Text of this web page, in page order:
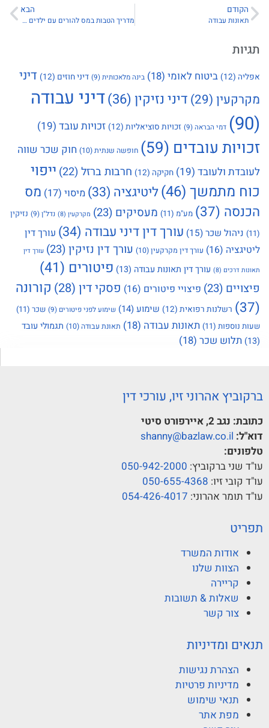
הקודם
תאונות עבודה
הבא
מדריך הטבות במס להורים עם ילדים קטנים
תגיות
אפליה (12) ביטוח לאומי (18) בינה מלאכותית(9) דיני חוזים (12)
דיני
מקרקעין (29) דיני נזיקין (36)
דיני עבודה
(90)
דמי הבראה(9) זכויות סוציאליות (12) זכויות עובד (19)
זכויות עובדים (59) חופשה שנתית(10)
חוק שכר שווה
לעובדת ולעובד (19) חקיקה (12) חרבות ברזל (22)
ייפוי
כוח מתמשך (46) ליטיגציה (33) מיסוי (17)
מס
הכנסה (37) מע"מ (11) מעסיקים (23) מקרקעין (8) נדל"ן(9)
נזיקין
(11)
ניהול שכר(15) עורך דין דיני עבודה (34)
עורך דין
ליטיגציה (16) עורך דין מקרקעין(10) עורך דין נזיקין(23) עורך דין
תאונות דרכים (8) עורך דין תאונות עבודה (13) פיטורים (41)
פיצויים (23) פיצויי פיטורים (16) פסקי דין (28)
קורונה
(37)
רשלנות רפואית (12) שימוע(14) שימוע לפני פיטורים (9) שכר (11)
שעות נוספות (11) תאונות עבודה (18) תאונת עבודה (10)
תגמולי עובד
(13)
תלוש שכר (18)
ברקוביץ אהרוני זיו, עורכי דין
כתובת: נגב 2, איירפורט סיטי
דוא"ל: shanny@bazlaw.co.il
טלפונים:
עו"ד שני ברקוביץ: 050-942-2000
עו"ד קובי זיו: 050-655-4368
עו"ד תומר אהרוני: 054-426-4017
תפריט
אודות המשרד
הצוות שלנו
קריירה
שאלות & תשובות
צור קשר
תנאים ומדיניות
הצהרת נגישות
מדיניות פרטיות
תנאי שימוש
מפת אתר